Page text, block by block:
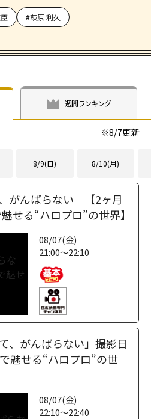
#萩原 利久
週間ランキング
※8/7更新
8/9(日) 8/10(月)
がんばらない 【2ヶ月
せる“ハロプロ”の世界】
08/07(金)
21:00～22:10
、がんばらない」撮影日
魅せる“ハロプロ”の世
08/07(金)
22:10～22:40